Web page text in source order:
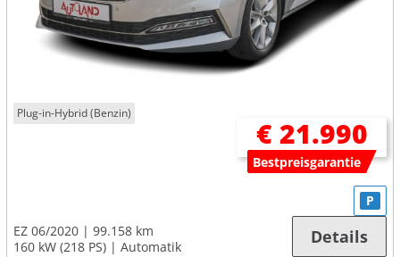
Plug-in-Hybrid (Benzin)
€ 21.990
Bestpreisgarantie
EZ 06/2020
99.158 km
160 kW (218 PS)
Automatik
P
Details